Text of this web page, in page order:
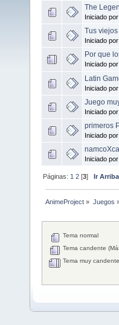
The
Iniciado por
Tus viejos
Iniciado por
Por que
Iniciado por
Latin
Iniciado por
Juego
Iniciado por
primeros
Iniciado por
Iniciado por
Páginas: 1 2 [3]Ir Arriba
AnimeProject » Juegos
Tema normal
Tema candente
Tema muy